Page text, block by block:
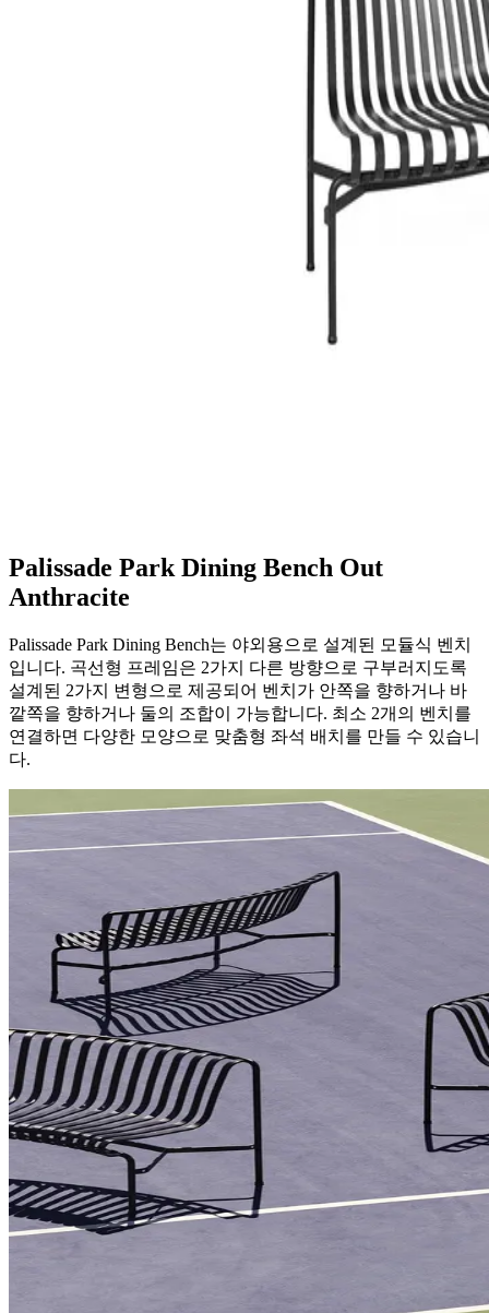
Palissade Park Dining Bench Out
Anthracite
Palissade Park Dining Bench는 야외용으로 설계된 모듈식 벤치
입니다. 곡선형 프레임은 2가지 다른 방향으로 구부러지도록
설계된 2가지 변형으로 제공되어 벤치가 안쪽을 향하거나 바
깥쪽을 향하거나 둘의 조합이 가능합니다. 최소 2개의 벤치를
연결하면 다양한 모양으로 맞춤형 좌석 배치를 만들 수 있습니
다.